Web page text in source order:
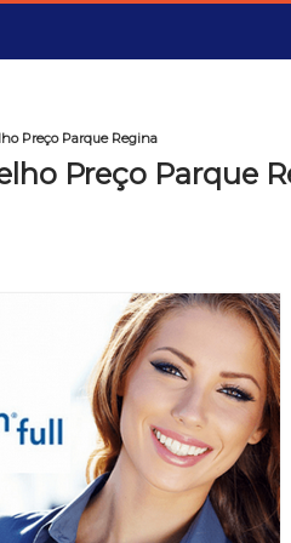
Preço Parque Regina
Preço Parque